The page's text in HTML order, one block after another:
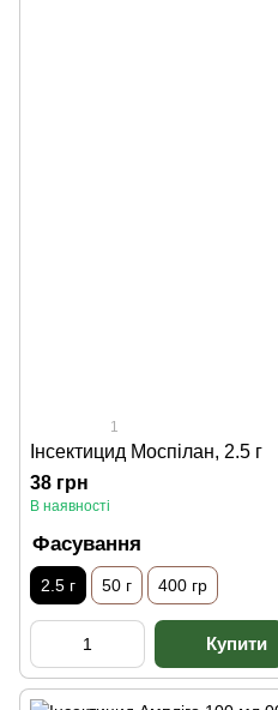
1
Інсектицид Моспілан, 2.5 г
38 грн
В наявності
Фасування
2.5 г 50 г 400 гр